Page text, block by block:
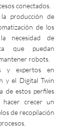
conectados.
producción de
de los
necesidad de
que puedan
robots.
y expertos en
y el Digital Twin
de estos perfiles
crecer un
de recopilación